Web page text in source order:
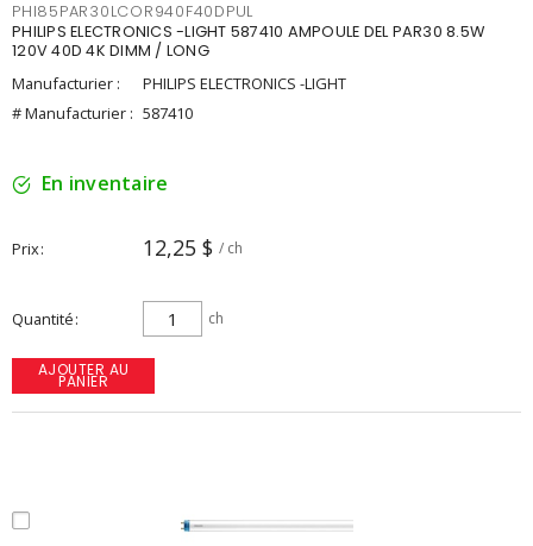
PHI85PAR30LCOR940F40DPUL
PHILIPS ELECTRONICS -LIGHT 587410 AMPOULE DEL PAR30 8.5W
120V 40D 4K DIMM / LONG
Manufacturier :
PHILIPS ELECTRONICS -LIGHT
# Manufacturier : 587410
En inventaire
Prix 12,25 $ / ch
Quantité ch
AJOUTER AU
PANIER